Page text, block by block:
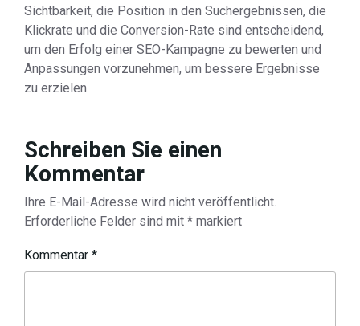
Sichtbarkeit, die Position in den Suchergebnissen, die
Klickrate und die Conversion-Rate sind entscheidend,
um den Erfolg einer SEO-Kampagne zu bewerten und
Anpassungen vorzunehmen, um bessere Ergebnisse
zu erzielen.
Schreiben Sie einen
Kommentar
Ihre E-Mail-Adresse wird nicht veröffentlicht.
Erforderliche Felder sind mit * markiert
Kommentar *